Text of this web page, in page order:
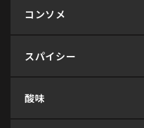
コンソメ
スパイシー
酸味